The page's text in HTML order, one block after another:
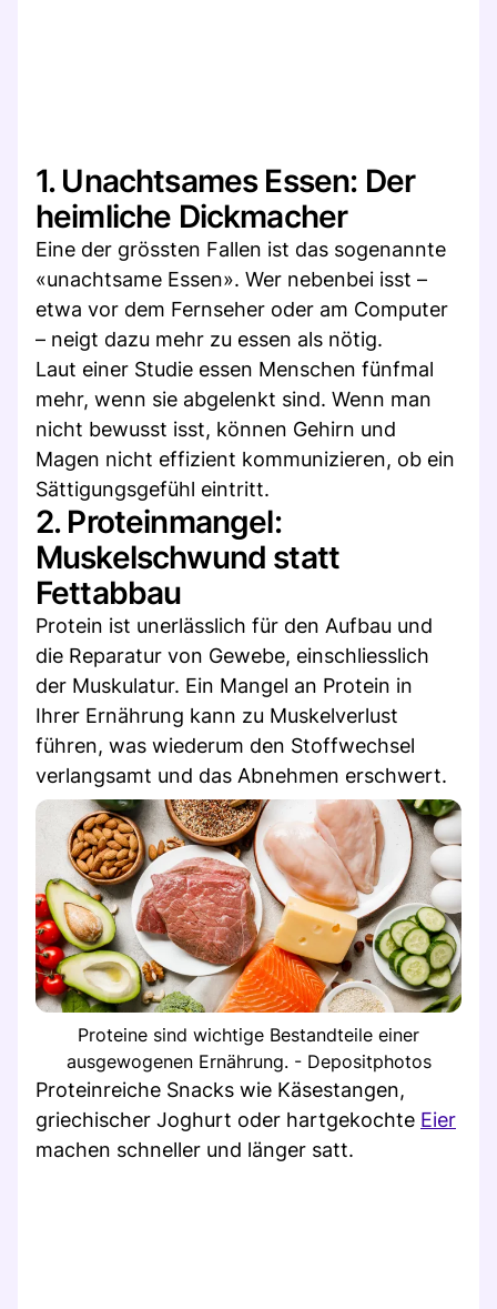
1. Unachtsames Essen: Der
heimliche Dickmacher
Eine der grössten Fallen ist das sogenannte
«unachtsame Essen». Wer nebenbei isst –
etwa vor dem Fernseher oder am Computer
– neigt dazu mehr zu essen als nötig.
Laut einer Studie essen Menschen fünfmal
mehr, wenn sie abgelenkt sind. Wenn man
nicht bewusst isst, können Gehirn und
Magen nicht effizient kommunizieren, ob ein
Sättigungsgefühl eintritt.
2. Proteinmangel:
Muskelschwund statt
Fettabbau
Protein ist unerlässlich für den Aufbau und
die Reparatur von Gewebe, einschliesslich
der Muskulatur. Ein Mangel an Protein in
Ihrer Ernährung kann zu Muskelverlust
führen, was wiederum den Stoffwechsel
verlangsamt und das Abnehmen erschwert.
Proteine sind wichtige Bestandteile einer
ausgewogenen Ernährung. - Depositphotos
Proteinreiche Snacks wie Käsestangen,
griechischer Joghurt oder hartgekochte Eier
machen schneller und länger satt.